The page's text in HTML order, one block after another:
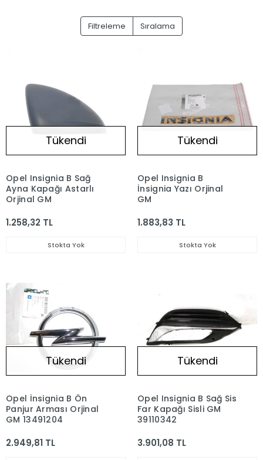
Filtreleme Sıralama
Tükendi
Opel Insignia B Sağ
Ayna Kapağı Astarlı
Orjinal GM
1.258,32 TL
Stokta Yok
Tükendi
Opel Insignia B
İnsignia Yazı Orjinal
GM
1.883,83 TL
Stokta Yok
Tükendi
Opel İnsignia B Ön
Panjur Arması Orjinal
GM 13491204
2.949,81 TL
Tükendi
Opel Insignia B Sağ Sis
Far Kapağı Sisli GM
39110342
3.901,08 TL